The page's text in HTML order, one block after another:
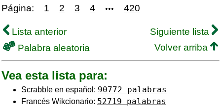
Página: 1 2 3 4 ••• 420
Lista anterior
Siguiente lista
Palabra aleatoria
Volver arriba
Vea esta lista para:
Scrabble en español: 90772 palabras
Francés Wikcionario: 52719 palabras